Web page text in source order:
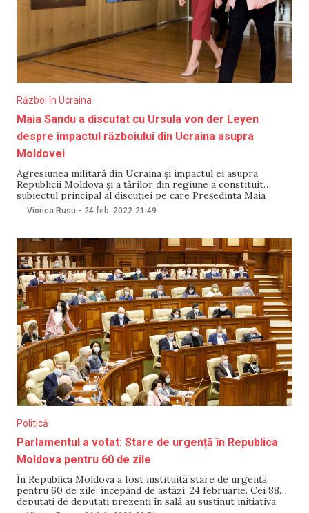
Război în Ucraina
Maia Sandu a discutat cu Ursula von der Leyen
despre impactul războiului din Ucraina asupra
Moldovei
Agresiunea militară din Ucraina și impactul ei asupra
Republicii Moldova și a țărilor din regiune a constituit
subiectul principal al discuției pe care Președinta Maia
Sandu a avut-o în această seară cu Ursula von der Leyen,
Președinta Comisiei Europene. Șefa statului a vorbit cu
Viorica Rusu - 24 feb. 2022 21:49
Politică
Parlamentul a votat: Stare de urgență în Republica
Moldova pentru 60 de zile
În Republica Moldova a fost instituită stare de urgență
pentru 60 de zile, începând de astăzi, 24 februarie. Cei 88
deputați de deputați prezenți în sală au susținut inițiativa